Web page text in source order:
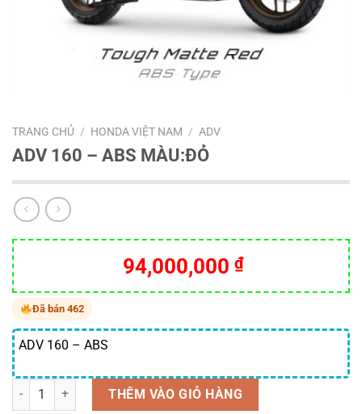
TRANG CHỦ / HONDA VIỆT NAM / ADV
ADV 160 – ABS MÀU:ĐỎ
94,000,000 ₫
Đã bán 462
ADV 160 – ABS
Số lượng THÊM VÀO GIỎ HÀNG